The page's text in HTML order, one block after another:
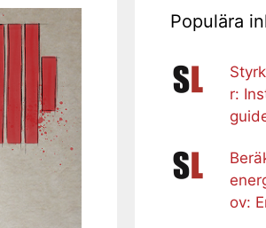
Populära
r:
ov: